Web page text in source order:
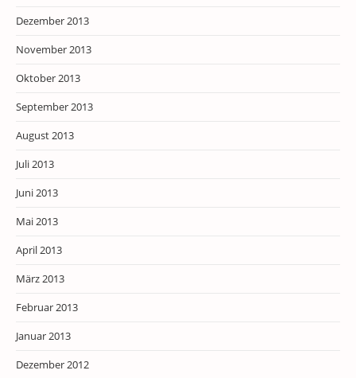
Dezember 2013
November 2013
Oktober 2013
September 2013
August 2013
Juli 2013
Juni 2013
Mai 2013
April 2013
März 2013
Februar 2013
Januar 2013
Dezember 2012